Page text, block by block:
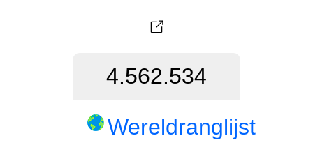
4.562.534
Wereldranglijst